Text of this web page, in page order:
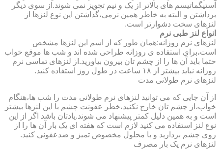
آستیگماتیسم های بالاتر از یک و نیم تجویز نمی شوند.از سوی دیگر
برداشتن و البته به خاطر همین نرمی،گذاشتن این نوع لنزها از
لنزهای سخت دشوارتر است.
انواع لنز طبی نرم
لنزهای نرم روزانه:همان طور که از اسم این لنزها مشخص
است،برای استفاده ی روزانه طراحی شده اند و شب ها موقع خواب
حتما باید آن ها را از چشم تان بیرون بیاورید.از لنزهای تماسی نرم
روزانه نباید بیشتر از ۱۸ ساعت در طول روز استفاده کنید.
لنزهای نرم طولانی مدت
از آن جایی که می توانید لنزهای نرم طولانی مدت را شب ها،هنگام
خواب،از چشم تان خارج نکنید،خطر عفونت چشم با این لنزها بیشتر
است و به همین دلیل کمتر پیشنهاد می شوند.یادتان باشد اگر از این
نوع لنز استفاده می کنید لازم است که هفته ای یک بار آن ها را از
روی چشم بردارید و با محلول مخصوص تمیز و ضدعفونی کنید.
لنزهای نرم یک بار مصرف